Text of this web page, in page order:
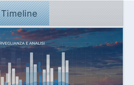
Timeline